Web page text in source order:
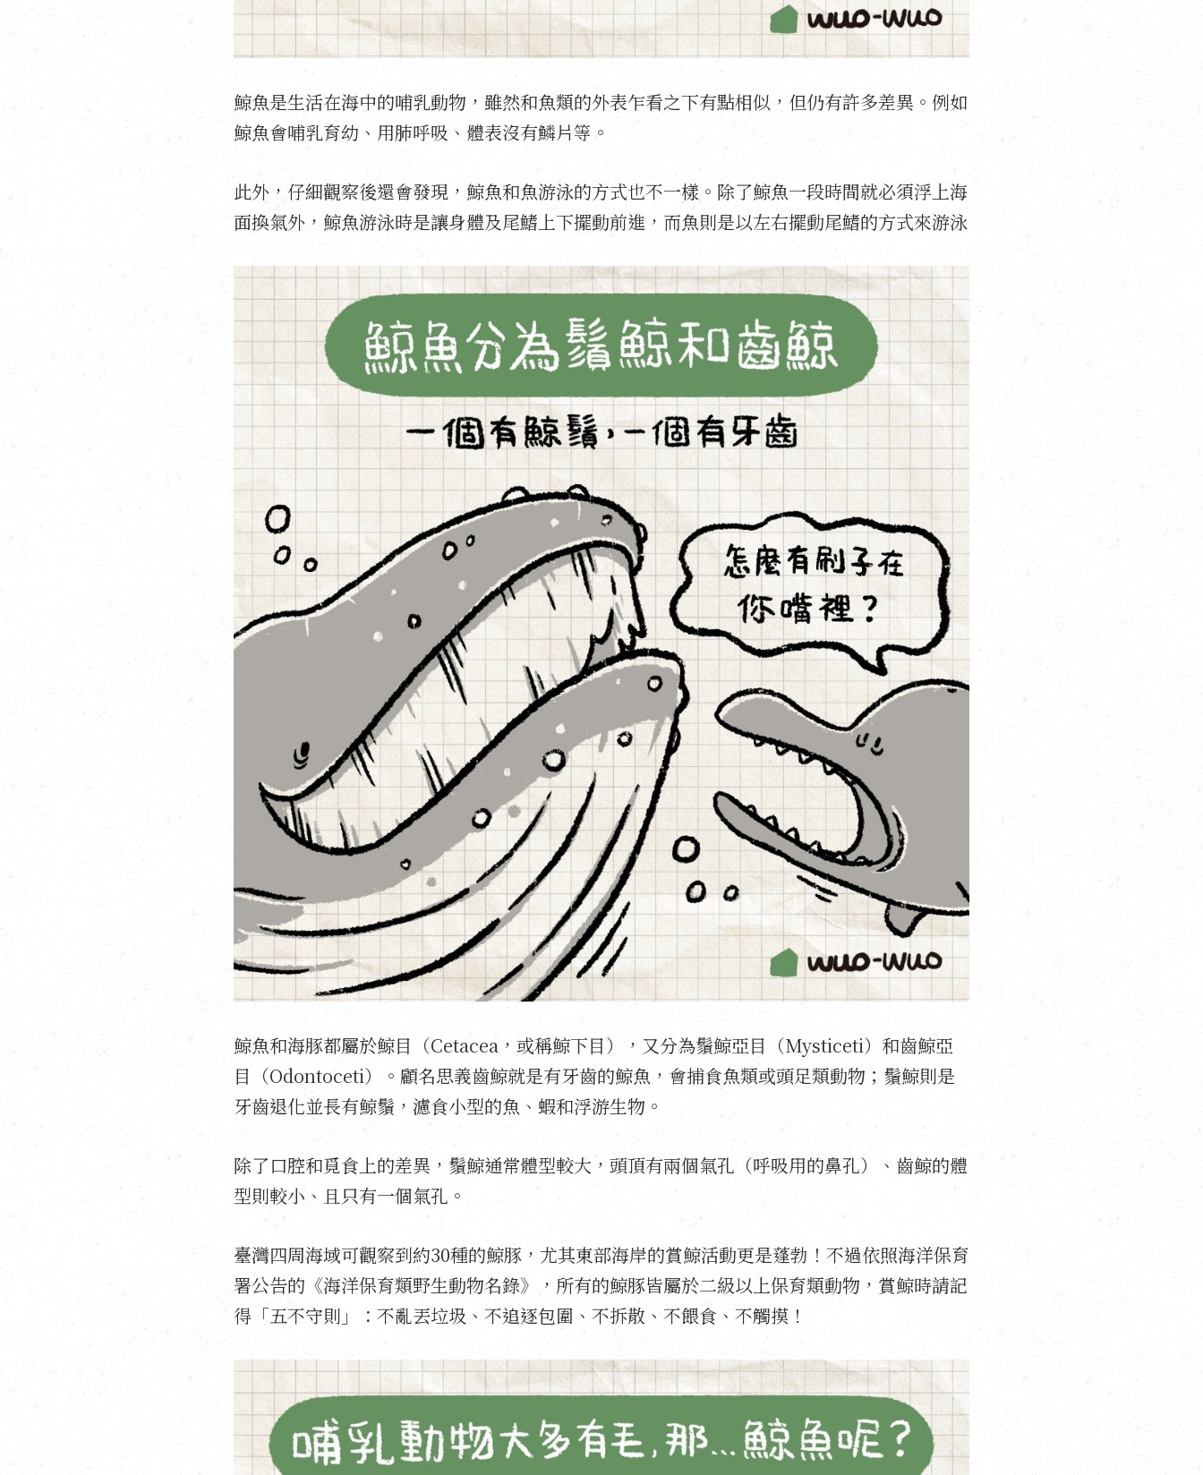
鯨魚是生活在海中的哺乳動物，雖然和魚類的外表乍看之下有點相似，但仍有許多差異。例如
鯨魚會哺乳育幼、用肺呼吸、體表沒有鱗片等。
此外，仔細觀察後還會發現，鯨魚和魚游泳的方式也不一樣。除了鯨魚一段時間就必須浮上海
面換氣外，鯨魚游泳時是讓身體及尾鰭上下擺動前進，而魚則是以左右擺動尾鰭的方式來游泳
鯨魚和海豚都屬於鯨目（Cetacea，或稱鯨下目），又分為鬚鯨亞目（Mysticeti）和齒鯨亞
目（Odontoceti）。顧名思義齒鯨就是有牙齒的鯨魚，會捕食魚類或頭足類動物；鬚鯨則是
牙齒退化並長有鯨鬚，濾食小型的魚、蝦和浮游生物。
除了口腔和覓食上的差異，鬚鯨通常體型較大，頭頂有兩個氣孔（呼吸用的鼻孔）、齒鯨的體
型則較小、且只有一個氣孔。
臺灣四周海域可觀察到約30種的鯨豚，尤其東部海岸的賞鯨活動更是蓬勃！不過依照海洋保育
署公告的《海洋保育類野生動物名錄》，所有的鯨豚皆屬於二級以上保育類動物，賞鯨時請記
得「五不守則」：不亂丟垃圾、不追逐包圍、不拆散、不餵食、不觸摸！